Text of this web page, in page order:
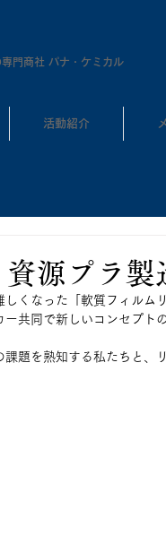
門商社 パナ・ケミカル
活動紹介
資源プラ
くなった「軟質フィルム
共同で新しいコンセプト
課題を熟知する私たちと